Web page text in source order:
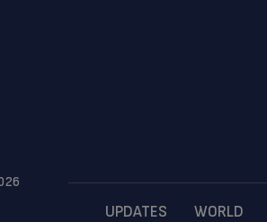
UPDATES WORLD